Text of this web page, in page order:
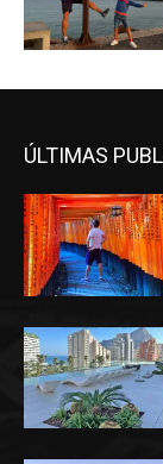
ÚLTIMAS